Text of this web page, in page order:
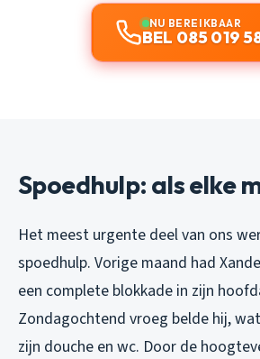
NU BEREIKBAAR
BEL 085 019
Spoedhulp: als elke
Het meest urgente deel van ons
spoedhulp. Vorige maand had
een complete blokkade in zijn
Zondagochtend vroeg belde hij,
zijn douche en wc. Door de